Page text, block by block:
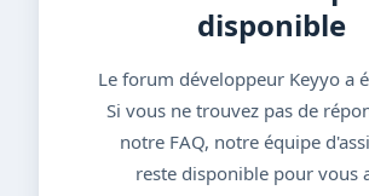
disponible
Le forum développeur Keyyo a
Si vous ne trouvez pas de
notre FAQ, notre équipe
reste disponible pour vous